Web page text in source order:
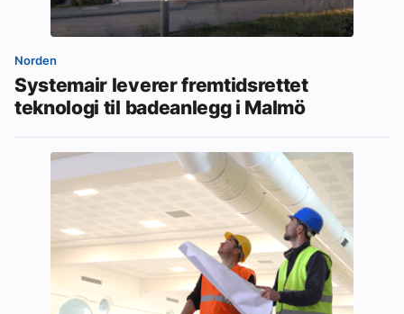
Norden
Systemair leverer fremtidsrettet
teknologi til badeanlegg i Malmö